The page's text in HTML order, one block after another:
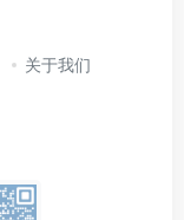
关于我们